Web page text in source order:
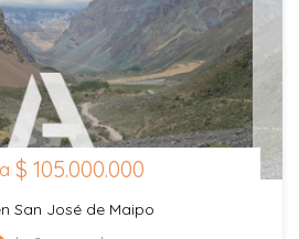
$ 105.000.000
San José de Maipo